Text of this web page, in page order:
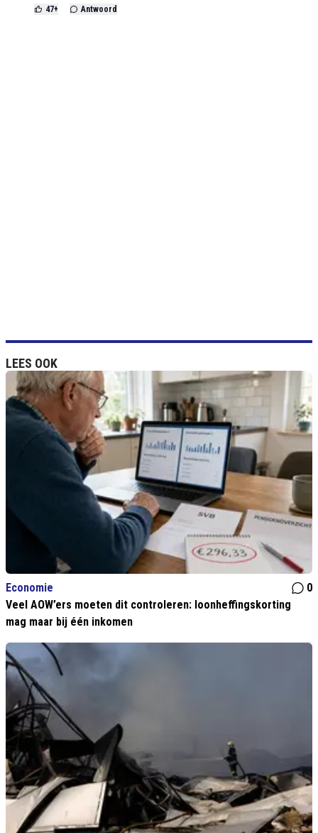
47+ Antwoord
LEES OOK
Economie
0
Veel AOW’ers moeten dit controleren: loonheffingskorting
mag maar bij één inkomen